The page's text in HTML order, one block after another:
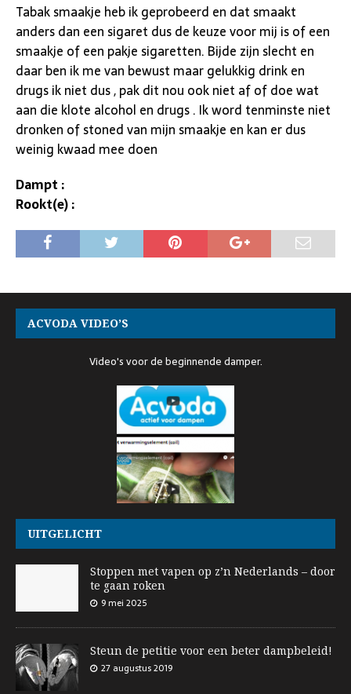
Tabak smaakje heb ik geprobeerd en dat smaakt
anders dan een sigaret dus de keuze voor mij is of een
smaakje of een pakje sigaretten. Bijde zijn slecht en
daar ben ik me van bewust maar gelukkig drink en
drugs ik niet dus , pak dit nou ook niet af of doe wat
aan die klote alcohol en drugs . Ik word tenminste niet
dronken of stoned van mijn smaakje en kan er dus
weinig kwaad mee doen
Dampt :
Rookt(e) :
ACVODA VIDEO’S
Video's voor de beginnende damper.
UITGELICHT
Stoppen met vapen op z’n Nederlands – door
te gaan roken
9 mei 2025
Steun de petitie voor een beter dampbeleid!
27 augustus 2019